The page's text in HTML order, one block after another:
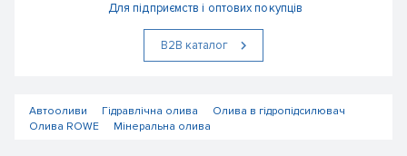
Для підприємств і оптових покупців
В2В каталог
Автооливи Гідравлічна олива
Олива в гідропідсилювач
Олива ROWE
Мінеральна олива